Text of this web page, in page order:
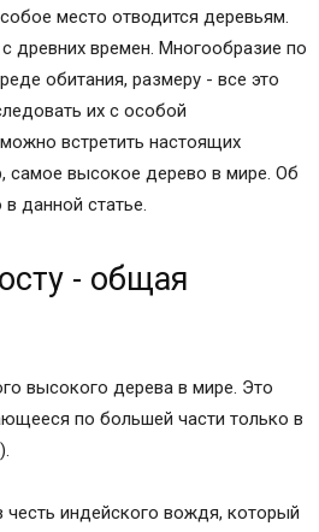
место отводится деревьям.
древних времен. Многообразие по
обитания, размеру - все это
их с особой
встретить настоящих
самое высокое дерево в мире. Об
данной статье.
- общая
высокого дерева в мире. Это
по большей части только в
индейского вождя, который